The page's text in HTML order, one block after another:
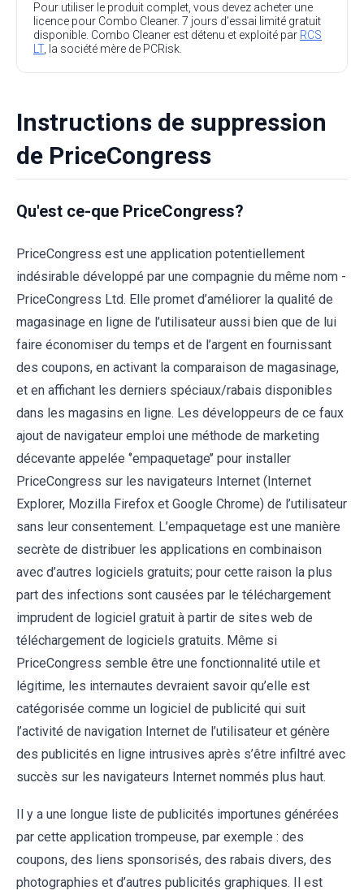
Pour utiliser le produit complet, vous devez acheter une
licence pour Combo Cleaner. 7 jours d’essai limité gratuit
disponible. Combo Cleaner est détenu et exploité par RCS
LT, la société mère de PCRisk.
Instructions de suppression
de PriceCongress
Qu'est ce-que PriceCongress?
PriceCongress est une application potentiellement
indésirable développé par une compagnie du même nom -
PriceCongress Ltd. Elle promet d’améliorer la qualité de
magasinage en ligne de l’utilisateur aussi bien que de lui
faire économiser du temps et de l’argent en fournissant
des coupons, en activant la comparaison de magasinage,
et en affichant les derniers spéciaux/rabais disponibles
dans les magasins en ligne. Les développeurs de ce faux
ajout de navigateur emploi une méthode de marketing
décevante appelée ‘’empaquetage’’ pour installer
PriceCongress sur les navigateurs Internet (Internet
Explorer, Mozilla Firefox et Google Chrome) de l’utilisateur
sans leur consentement. L’empaquetage est une manière
secrète de distribuer les applications en combinaison
avec d’autres logiciels gratuits; pour cette raison la plus
part des infections sont causées par le téléchargement
imprudent de logiciel gratuit à partir de sites web de
téléchargement de logiciels gratuits. Même si
PriceCongress semble être une fonctionnalité utile et
légitime, les internautes devraient savoir qu’elle est
catégorisée comme un logiciel de publicité qui suit
l’activité de navigation Internet de l’utilisateur et génère
des publicités en ligne intrusives après s’être infiltré avec
succès sur les navigateurs Internet nommés plus haut.
Il y a une longue liste de publicités importunes générées
par cette application trompeuse, par exemple : des
coupons, des liens sponsorisés, des rabais divers, des
photographies et d’autres publicités graphiques. Il est